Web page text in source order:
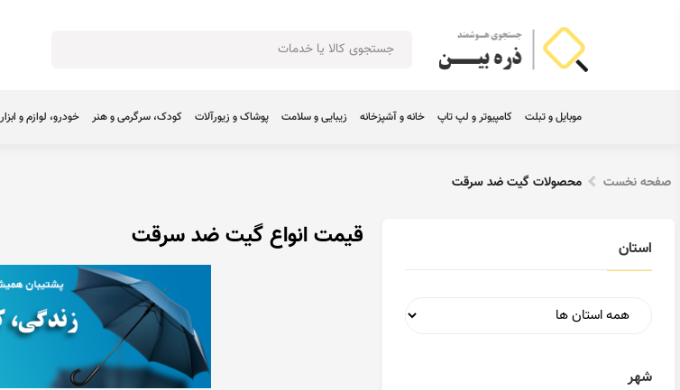
موبایل و تبلت کامپیوتر و لپ تاپ خانه و آشپزخانه زیبایی و سلامت پوشاک و زیورآلات کودک، سرگرمی و هنر خودرو، لوازم و
صفحه نخست محصولات گیت ضد سرقت
استان
شهر
قیمت انواع گیت ضد سرقت